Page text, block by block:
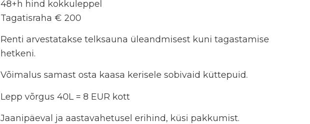
48+h hind kokkuleppel
Tagatisraha € 200
Renti arvestatakse telksauna üleandmisest kuni tagastamise
hetkeni.
Võimalus samast osta kaasa kerisele sobivaid küttepuid.
Lepp võrgus 40L = 8 EUR kott
Jaanipäeval ja aastavahetusel erihind, küsi pakkumist.